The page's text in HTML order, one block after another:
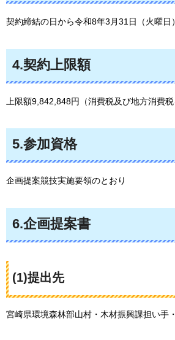
契約締結の日から令和8年3月31日（火曜日
4.契約上限額
上限額9,842,848円（消費税及び地方消費税
5.参加資格
企画提案競技実施要領のとおり
6.企画提案書
(1)提出先
宮崎県環境森林部山村・木材振興課担い手